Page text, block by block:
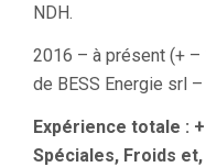
NDH.
2016 – à présent (+ –
de BESS Energie srl –
Expérience totale :
Spéciales, Froids